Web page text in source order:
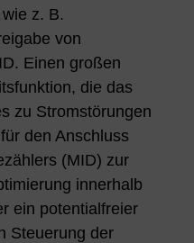
z. B.
von
Einen großen
die das
zu Stromstörungen
den Anschluss
(MID) zur
innerhalb
ein potential­freier
Steuerung der